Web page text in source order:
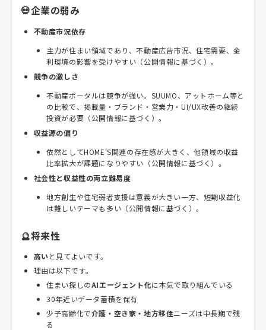
💀企業の弱み
不動産市況依存
主力が住まい領域であり、不動産広告市況、住宅需要、金
利環境の影響を受けやすい（公開情報に基づく）。
競争の激しさ
不動産ポータルは競争が強い。SUUMO、アットホーム等と
の比較で、掲載量・ブランド・営業力・UI/UX改善の継続
投資が必要（公開情報に基づく）。
収益源の偏り
依然としてHOME'S関連の存在感が大きく、他領域の収益
比率拡大が課題になりやすい（公開情報に基づく）。
社会性と収益性の両立難易度
地方創生や住宅弱者支援は意義が大きい一方、短期収益化
は難しいテーマも多い（公開情報に基づく）。
🔮将来性
高いと見てよいです。
理由は以下です。
住まい探しのAIエージェント化に本気で取り組んでいる
30年近いデータ蓄積を保有
少子高齢化で介護・空き家・地方移住ニーズは中長期で残
る